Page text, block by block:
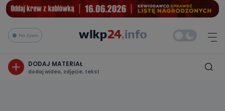
Na żywo
DODAJ MATERIAŁ
dodaj wideo, zdjęcie, tekst